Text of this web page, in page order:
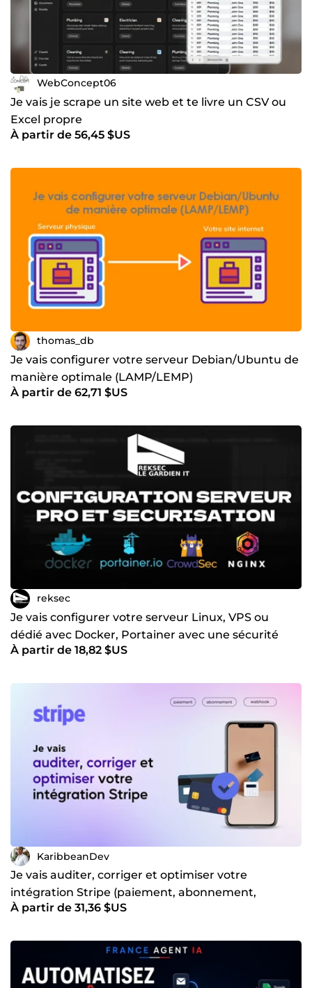
WebConcept06
Je vais je scrape un site web et te livre un CSV ou
Excel propre
À partir de 56,45 $US
thomas_db
Je vais configurer votre serveur Debian/Ubuntu de
manière optimale (LAMP/LEMP)
À partir de 62,71 $US
reksec
Je vais configurer votre serveur Linux, VPS ou
dédié avec Docker, Portainer avec une sécurité
maximale
À partir de 18,82 $US
KaribbeanDev
Je vais auditer, corriger et optimiser votre
intégration Stripe (paiement, abonnement,
webhook)
À partir de 31,36 $US